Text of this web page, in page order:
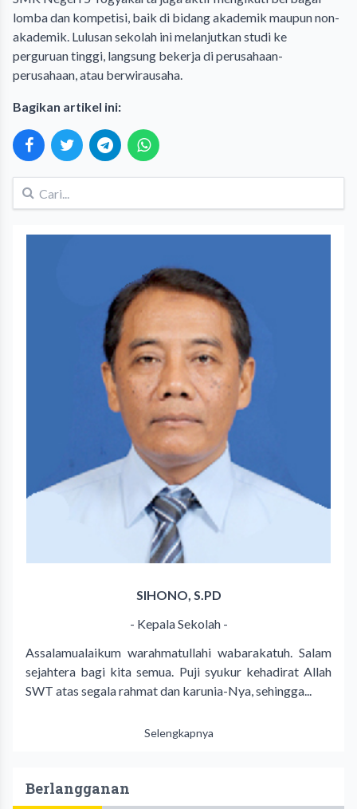
lomba dan kompetisi, baik di bidang akademik maupun non-
akademik. Lulusan sekolah ini melanjutkan studi ke
perguruan tinggi, langsung bekerja di perusahaan-
perusahaan, atau berwirausaha.
Bagikan artikel ini:
SIHONO, S.PD
- Kepala Sekolah -
Assalamualaikum warahmatullahi wabarakatuh. Salam
sejahtera bagi kita semua. Puji syukur kehadirat Allah
SWT atas segala rahmat dan karunia-Nya, sehingga...
Selengkapnya
Berlangganan